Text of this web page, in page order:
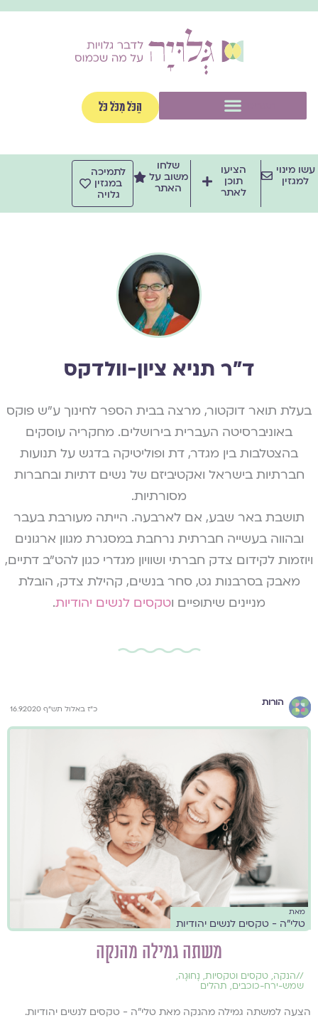
לתוכן
הַכֹּל מִכֹּל כֹּל
עשו מינוי
למגזין
הציעו
תוכן
לאתר
שלחו
משוב על
האתר
לתמיכה
במגזין
גלויה
ד״ר תניא ציון-וולדקס
בעלת תואר דוקטור, מרצה בבית הספר לחינוך ע"ש פוקס
באוניברסיטה העברית בירושלים. מחקריה עוסקים
בהצטלבות בין מגדר, דת ופוליטיקה בדגש על תנועות
חברתיות בישראל ואקטיביזם של נשים דתיות ובחברות
מסורתיות.
תושבת באר שבע, אם לארבעה. הייתה מעורבת בעבר
ובהווה בעשייה חברתית נרחבת במסגרת מגוון ארגונים
ויוזמות לקידום צדק חברתי ושוויון מגדרי כגון להט"ב דתיים,
מאבק בסרבנות גט, סחר בנשים, קהילת צדק, הובלת
מניינים שיתופיים וטקסים לנשים יהודיות.
הורות
כ"ז באלול תש"ף 16.9.2020
מאת
טלי"ה - טקסים לנשים יהודיות
משתה גמילה מהנקה
//הנקה, טקסים וטקסיות, נָחוּגָה,
שמש-ירח-כוכבים, תהלים
הצעה למשתה גמילה מהנקה מאת טלי"ה - טקסים לנשים יהודיות.